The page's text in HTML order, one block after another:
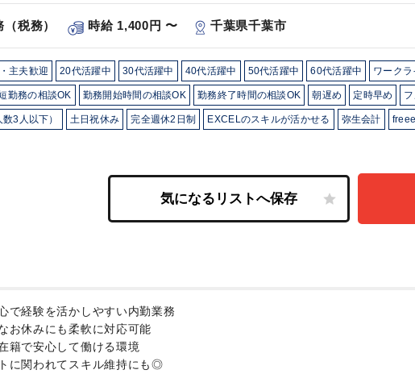
税務） 時給 1,400円 〜 千葉県千葉市
主夫歓迎 20代活躍中 30代活躍中 40代活躍中 50代活躍中 60代活躍中 ワーク
勤務の相談OK 勤務開始時間の相談OK 勤務終了時間の相談OK 朝遅め 定時早め
3人以下） 土日祝休み 完全週休2日制 EXCELのスキルが活かせる 弥生会計 freee
で経験を活かしやすい内勤業務
お休みにも柔軟に対応可能
籍で安心して働ける環境
に関われてスキル維持にも◎